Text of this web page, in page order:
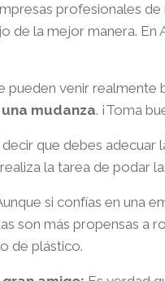
profesionales
de la mejor manera. En
pueden venir realmente
mudanza. ¡Toma
que debes adecuar
la tarea de podar
si confías en una
son más propensas a
de plástico.